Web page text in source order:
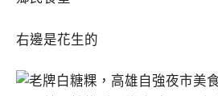
右邊是花生的